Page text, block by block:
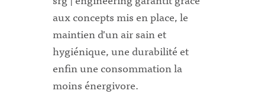
aux concepts mis en place, le
maintien d'un air sain et
hygiénique, une durabilité et
enfin une consommation la
moins énergivore.